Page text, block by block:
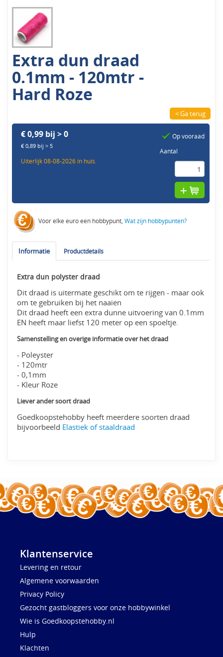
Extra dun draad
0.1mm - 120mtr -
Hard Roze
< Ga terug
€ 0,99 bij > 0
€ 0,89 bij > 5
Uiterlijk 08-08-2026 in huis.
Op vooraad
Aantal
Voor elke euro een hobbypunt,Wat zijn hobbypunten?
Informatie Productdetails
Extra dun polyster draad
Dit draad is uitermate geschikt om te rijgen - maar ook
om te gebruiken bij het naaien
Dit draad heeft een extra dunne uitvoering van 0.1mm
EN heeft maar liefst 120 meter op een spoeltje.
Samenstelling en overige informatie over het draad
- Poleyster
- 120mtr
- 0,1mm
- Kleur Roze
Liever ander soort draad
Goedkoopstehobby heeft meerdere soorten draad
bijvoorbeeld Elastiek of staaldraad
Klantenservice
Levering en retour
Algemene voorwaarden
Privacy Policy
Gezocht gastbloggers voor onze hobbywinkel
Wie is Goedkoopstehobby.nl
Hulp
Klachten